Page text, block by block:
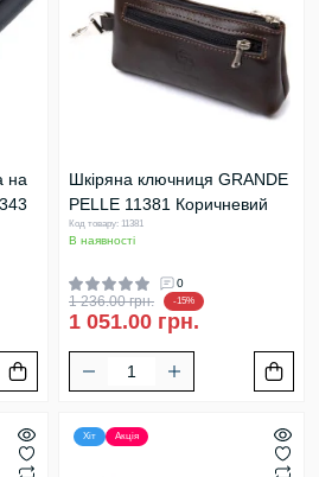
на
Шкіряна ключниця GRANDE
PELLE 11381 Коричневий
Код товару: 11381
В наявності
0
1 236.00 грн. -15%
1 051.00 грн.
Хіт Акція